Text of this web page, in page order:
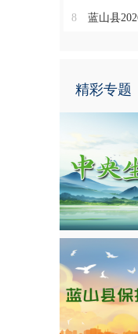
8 蓝山县2026
精彩专题